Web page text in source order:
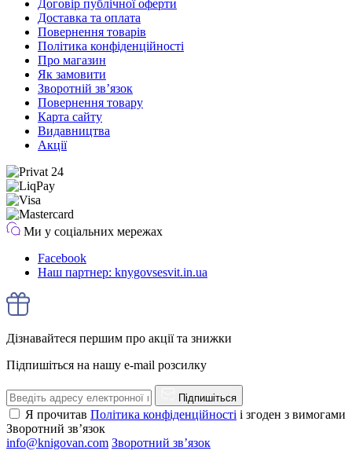
Договір публічної оферти
Доставка та оплата
Повернення товарів
Політика конфіденційності
Про магазин
Як замовити
Зворотній зв’язок
Повернення товару
Карта сайту
Видавництва
Акції
Ми у соціальних мережах
Facebook
Наш партнер: knygovsesvit.in.ua
Дізнавайтеся першим про акції та знижки
Підпишіться на нашу e-mail розсилку
Підпишіться
Я прочитав Політика конфіденційності і згоден з вимогами
Зворотний зв’язок
info@knigovan.com Зворотний зв’язок